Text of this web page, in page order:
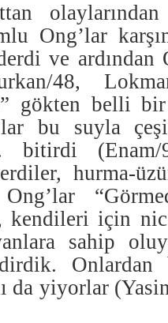
Ong’lar
ve
48,
gökten belli
bu suyla
bitirdi (Enam/
hurma-
Ong’lar
kendileri için
sahip
Onlardan
da yiyorlar